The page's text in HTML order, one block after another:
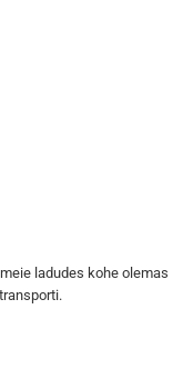
ladudes kohe olemas